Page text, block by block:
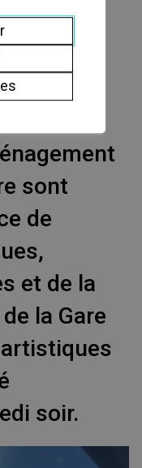
et ses
à
sont
de
et de la
la Gare
soir.